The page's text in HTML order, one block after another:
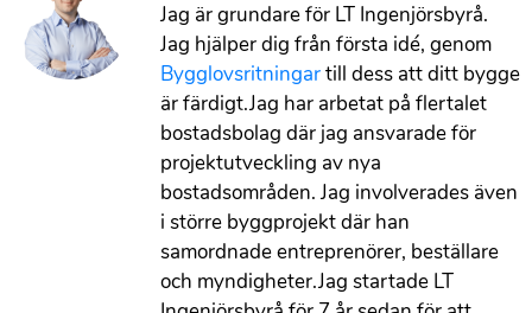
Jag är grundare för LT Ingenjörsbyrå.
Jag hjälper dig från första idé, genom
Bygglovsritningartill dess att ditt bygge
är färdigt.Jag har arbetat på flertalet
bostadsbolag där jag ansvarade för
projektutveckling av nya
bostadsområden. Jag involverades även
i större byggprojekt där han
samordnade entreprenörer, beställare
och myndigheter.Jag startade LT